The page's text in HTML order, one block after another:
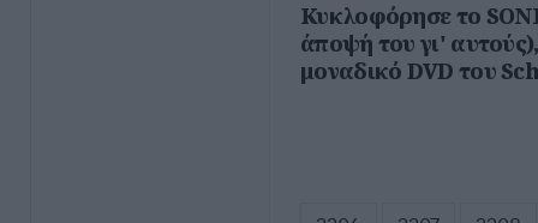
Κυκλοφόρησε το
άποψή του γι'
μοναδικό DVD του